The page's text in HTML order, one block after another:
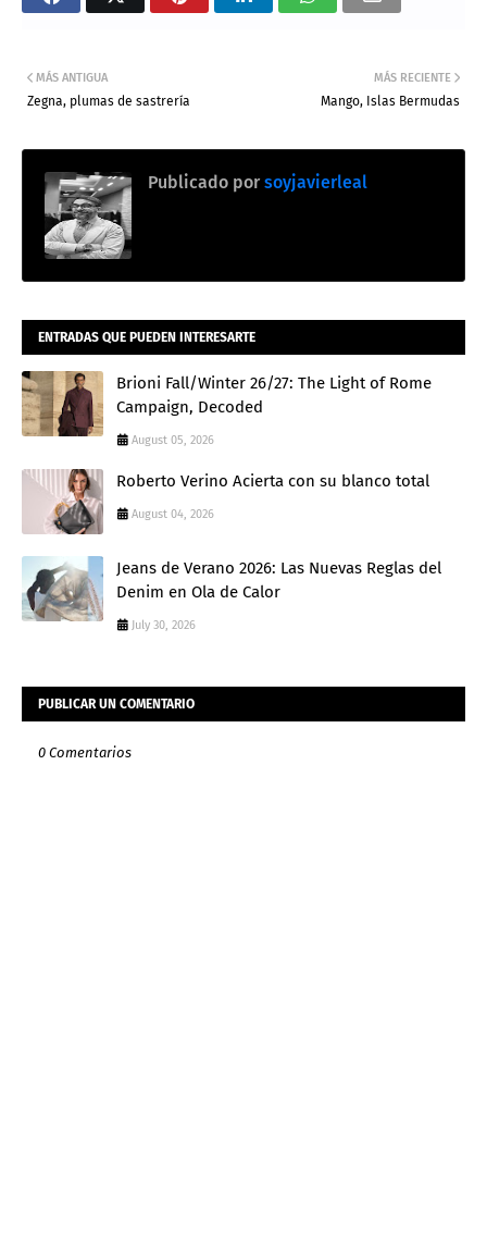
MÁS RECIENTE
Mango, Islas Bermudas
MÁS ANTIGUA
Zegna, plumas de sastrería
Publicado por soyjavierleal
ENTRADAS QUE PUEDEN INTERESARTE
Brioni Fall/Winter 26/27: The Light of Rome
Campaign, Decoded
August 05, 2026
Roberto Verino Acierta con su blanco total
August 04, 2026
Jeans de Verano 2026: Las Nuevas Reglas del
Denim en Ola de Calor
July 30, 2026
PUBLICAR UN COMENTARIO
0 Comentarios